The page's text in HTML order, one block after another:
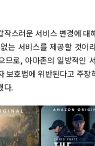
작스러운 서비스 변경에 대
는 서비스를 제공할 것이
므로, 아마존의 일방적인
보호법에 위반된다고 주장
다.